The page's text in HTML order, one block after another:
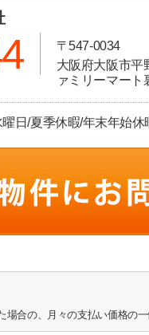
〒547-0034
大阪府大阪市
ァミリーマート
日/夏季休暇/年末年始休
場合の、月々の支払い価格の